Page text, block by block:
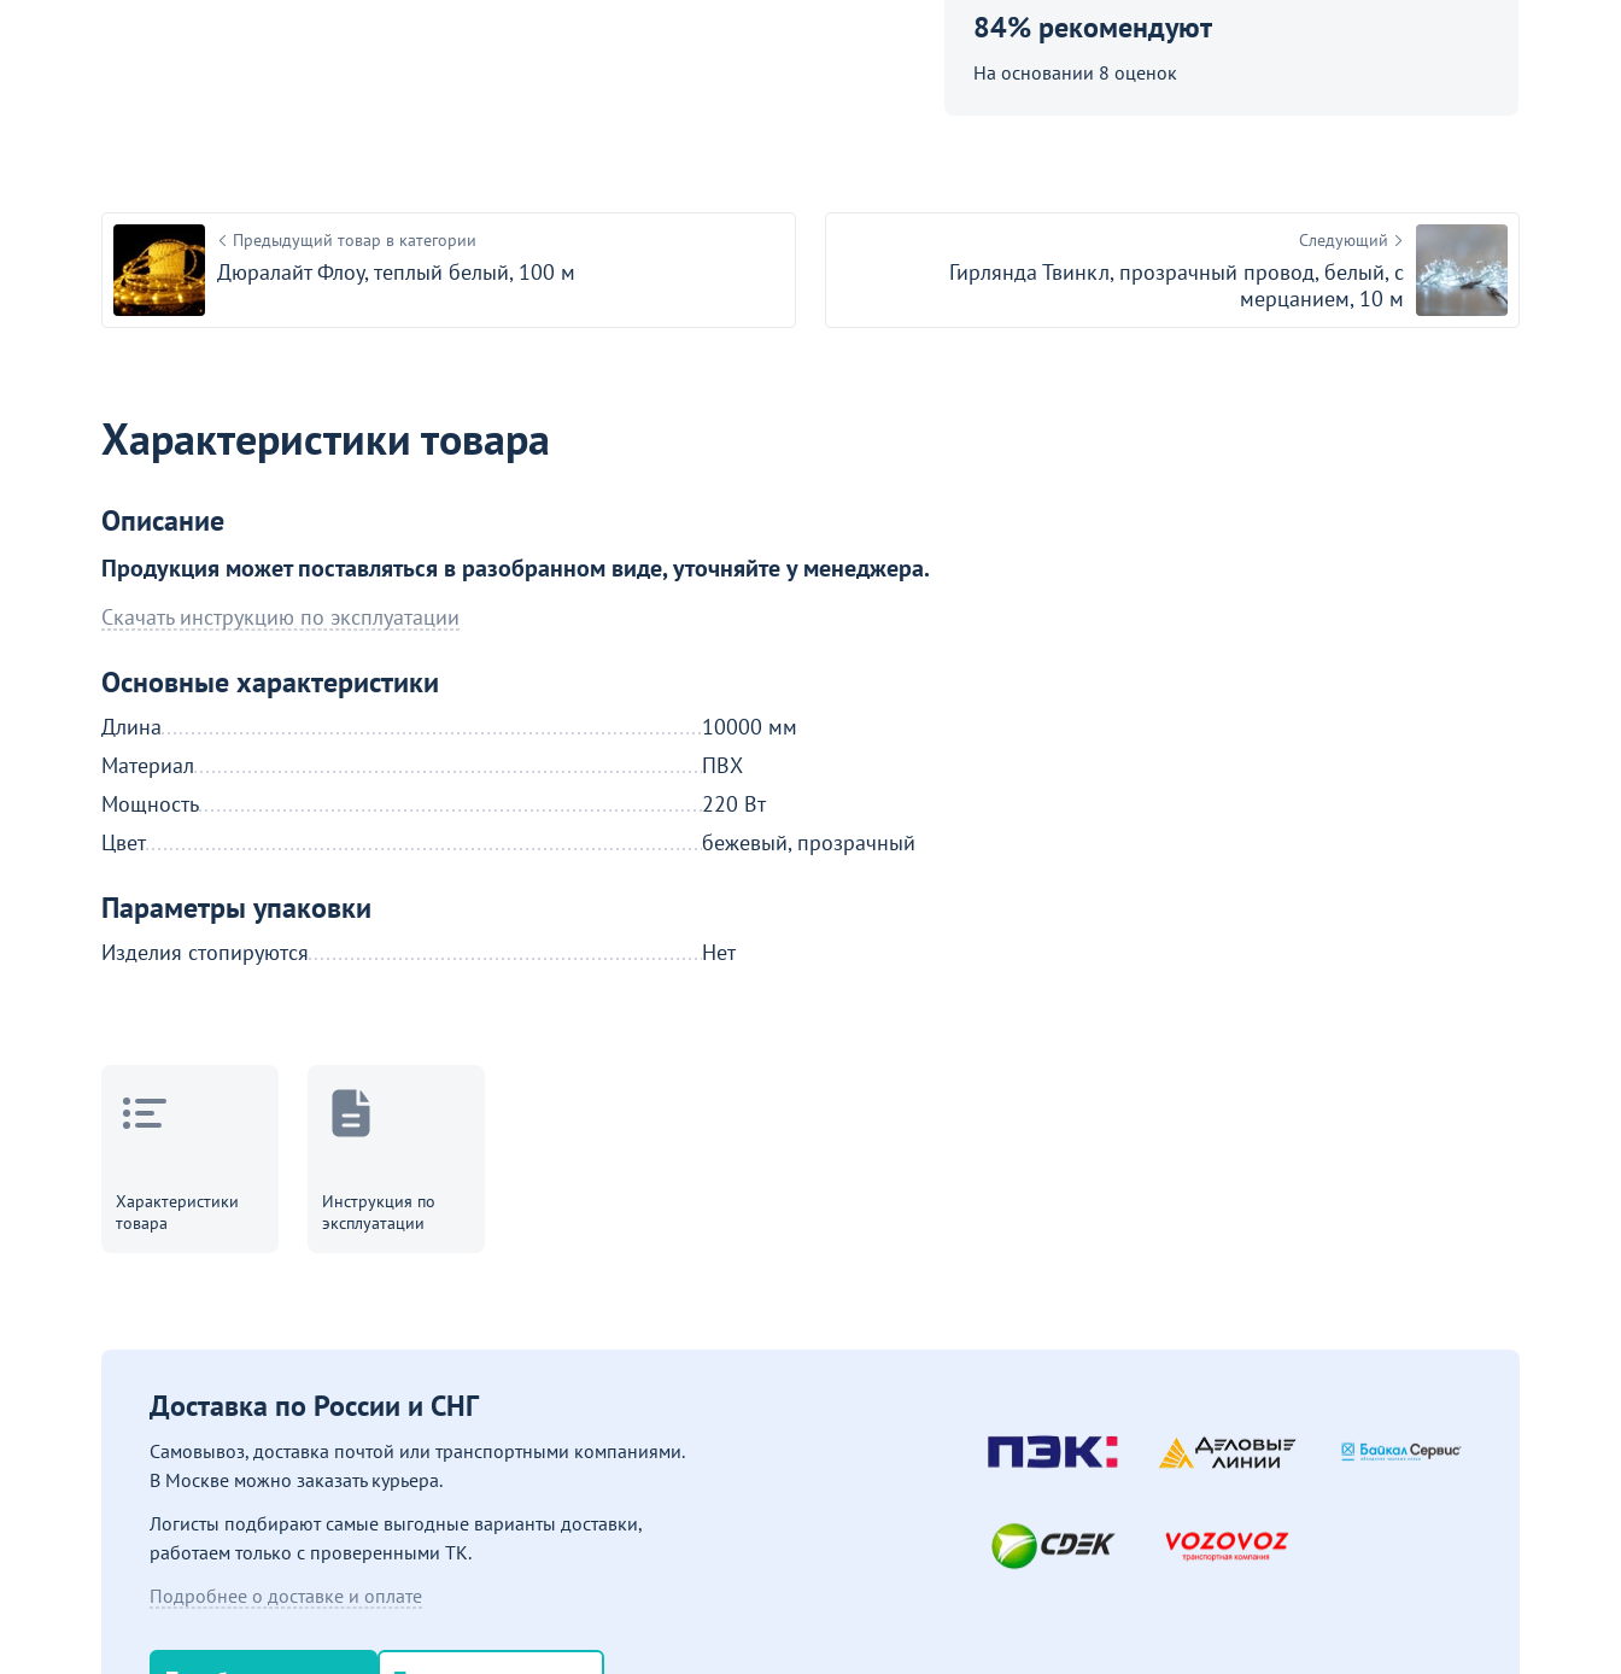
84% рекомендуют
На основании 8 оценок
Предыдущий товар в категории
Дюралайт Флоу, теплый белый, 100 м
Следующий
Гирлянда Твинкл, прозрачный провод, белый, с
мерцанием, 10 м
Характеристики товара
Описание
Продукция может поставляться в разобранном виде, уточняйте у менеджера.
Скачать инструкцию по эксплуатации
Основные характеристики
Длина
10000 мм
Материал
ПВХ
Мощность
220 Вт
Цвет
бежевый, прозрачный
Параметры упаковки
Изделия стопируются Нет
Характеристики
товара
Инструкция по
эксплуатации
Доставка по России и СНГ
Самовывоз, доставка почтой или транспортными компаниями.
В Москве можно заказать курьера.
Логисты подбирают самые выгодные варианты доставки,
работаем только с проверенными ТК.
Подробнее о доставке и оплате
351 390
Ель Палисандр стекло, 230
на стулья ХИТ 20/25!
Больше не показывать это окно